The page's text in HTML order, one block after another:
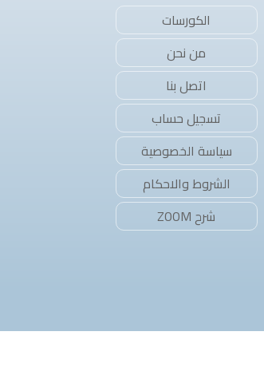
الكورسات
من نحن
اتصل بنا
تسجيل حساب
سياسة الخصوصية
الشروط والاحكام
شرح ZOOM